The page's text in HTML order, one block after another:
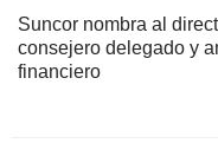
Suncor nombra al
consejero delegado y
financiero